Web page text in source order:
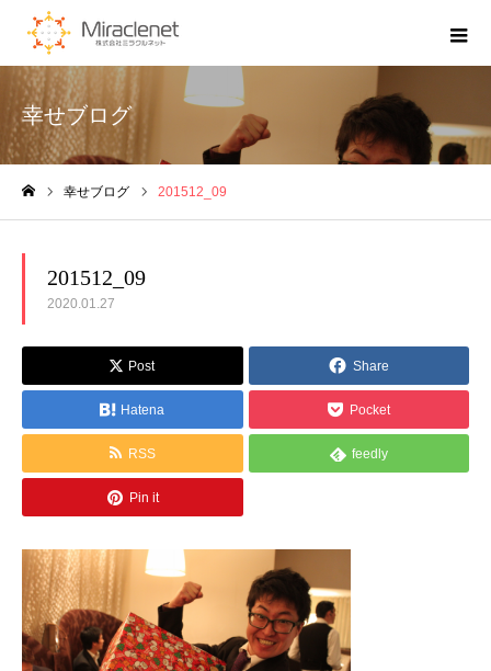
幸せブログ
幸せブログ 201512_09
201512_09
2020.01.27
Post Share
Hatena Pocket
RSS feedly
Pin it